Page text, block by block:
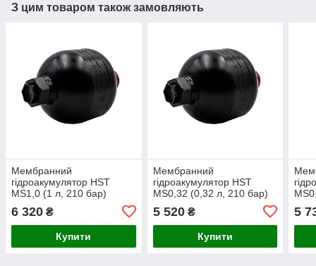
З цим товаром також замовляють
Мембранний
гідроакумулятор HST
MS1,0 (1 л, 210 бар)
6 320 ₴
Купити
Мембранний
гідроакумулятор HST
MS0,32 (0,32 л, 210 бар)
5 520₴
Купити
5